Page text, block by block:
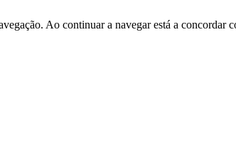
Ao continuar a navegar está a concordar